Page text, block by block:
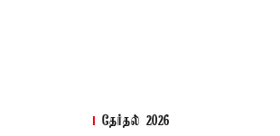
தேர்தல் 2026